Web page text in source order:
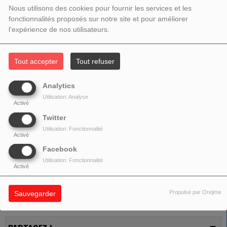
Nous utilisons des cookies pour fournir les services et les
fonctionnalités proposés sur notre site et pour améliorer
l'expérience de nos utilisateurs.
Tout accepter Tout refuser
Analytics
Activé
Utilisation: Analyse
Twitter
Activé
Utilisation: Fonctionnalité
Facebook
Activé
Utilisation: Fonctionnalité
Sauvegarder Propulsé par Orejime